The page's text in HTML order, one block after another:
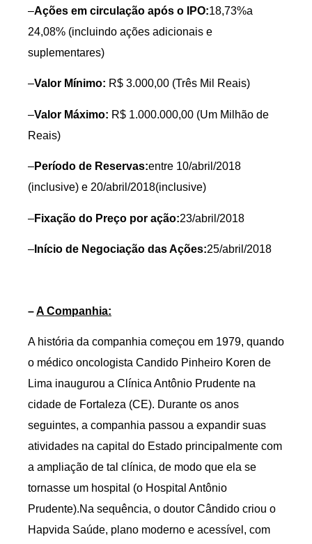
–Ações em circulação após o IPO:18,73%a
24,08% (incluindo ações adicionais e
suplementares)
–Valor Mínimo: R$ 3.000,00 (Três Mil Reais)
–Valor Máximo: R$ 1.000.000,00 (Um Milhão de
Reais)
–Período de Reservas:entre 10/abril/2018
(inclusive) e 20/abril/2018(inclusive)
–Fixação do Preço por ação:23/abril/2018
– Início de Negociação das Ações:25/abril/2018
–A Companhia:
A história da companhia começou em 1979, quando
o médico oncologista Candido Pinheiro Koren de
Lima inaugurou a Clínica Antônio Prudente na
cidade de Fortaleza (CE). Durante os anos
seguintes, a companhia passou a expandir suas
atividades na capital do Estado principalmente com
a ampliação de tal clínica, de modo que ela se
tornasse um hospital (o Hospital Antônio
Prudente).Na sequência, o doutor Cândido criou o
Hapvida Saúde, plano moderno e acessível, com